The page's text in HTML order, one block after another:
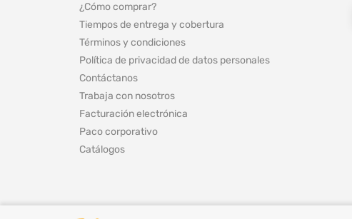
¿Cómo comprar?
Tiempos de entrega y cobertura
Términos y condiciones
Política de privacidad de datos personales
Contáctanos
Trabaja con nosotros
Facturación electrónica
Paco corporativo
Catálogos